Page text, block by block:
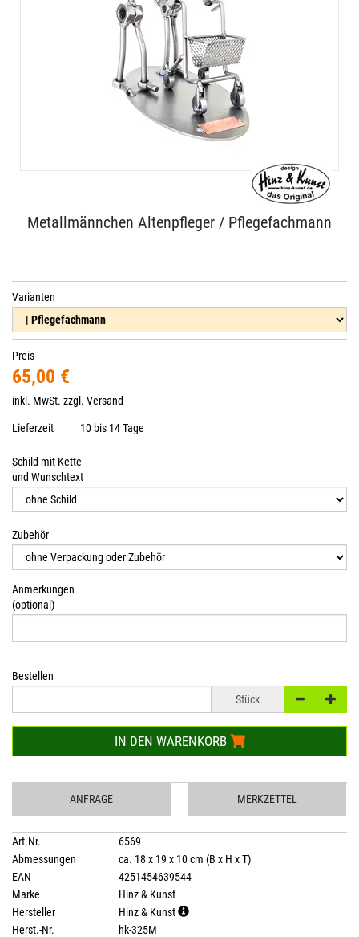
Metallmännchen Altenpfleger / Pflegefachmann
Varianten
Preis
65,00 €
inkl. MwSt. zzgl. Versand
Lieferzeit 10 bis 14 Tage
Schild mit Kette
und Wunschtext
Zubehör
Anmerkungen
(optional)
Bestellen
Stück
IN DEN WARENKORB
ANFRAGE MERKZETTEL
Art.Nr.
6569
Abmessungen
ca. 18 x 19 x 10 cm (B x H x T)
EAN
4251454639544
Marke
Hinz & Kunst
Hersteller
Hinz & Kunst
Herst.-Nr.
hk-325M